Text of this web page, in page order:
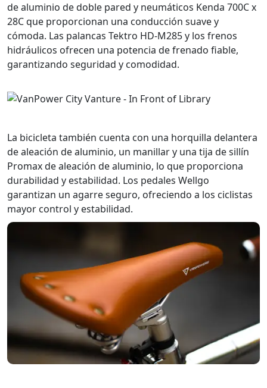
de aluminio de doble pared y neumáticos Kenda 700C x
28C que proporcionan una conducción suave y
cómoda. Las palancas Tektro HD-M285 y los frenos
hidráulicos ofrecen una potencia de frenado fiable,
garantizando seguridad y comodidad.
La bicicleta también cuenta con una horquilla delantera
de aleación de aluminio, un manillar y una tija de sillín
Promax de aleación de aluminio, lo que proporciona
durabilidad y estabilidad. Los pedales Wellgo
garantizan un agarre seguro, ofreciendo a los ciclistas
mayor control y estabilidad.